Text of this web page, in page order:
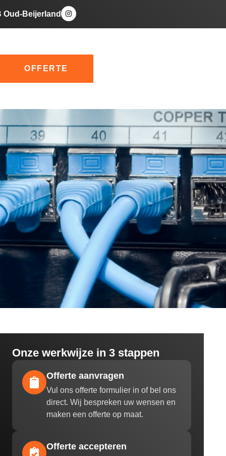
Oud-Beijerland
OFFERTE
Onze werkwijze in 3 stappen
Offerte aanvragen
Vul ons offerte formulier in of bel ons
direct. Wij bespreken uw wensen en
maken een offerte op maat.
Offerte accepteren